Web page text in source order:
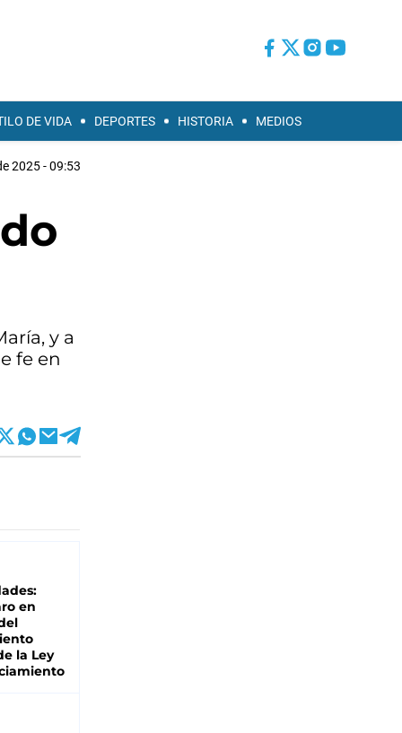
DE VIDA DEPORTES HISTORIA MEDIOS
2025 - 09:53
y a
fe en
en
la Ley